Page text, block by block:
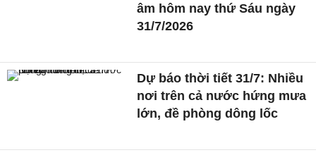
âm hôm nay thứ Sáu ngày
31/7/2026
Dự báo thời tiết 31/7: Nhiều
nơi trên cả nước hứng mưa
lớn, đề phòng dông lốc